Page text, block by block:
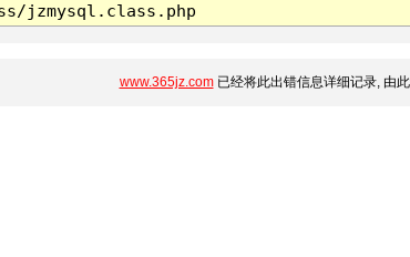
jzmysql.class.php
www.365jz.com已经将此出错信息详细记录, 由